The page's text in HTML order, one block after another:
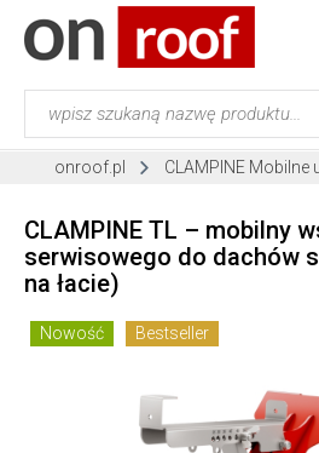
onroof.pl CLAMPINE
CLAMPINE TL – mobilny
serwisowego do dachów
na łacie)
Nowość Bestseller